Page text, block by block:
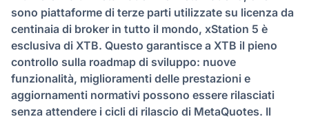
sono piattaforme di terze parti utilizzate su licenza da
centinaia di broker in tutto il mondo, xStation 5 è
esclusiva di XTB. Questo garantisce a XTB il pieno
controllo sulla roadmap di sviluppo: nuove
funzionalità, miglioramenti delle prestazioni e
aggiornamenti normativi possono essere rilasciati
senza attendere i cicli di rilascio di MetaQuotes. Il